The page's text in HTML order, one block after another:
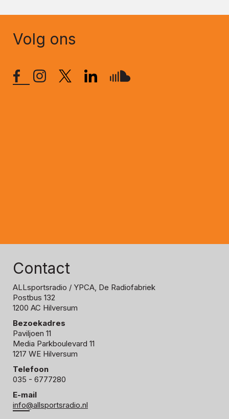
Volg ons
Contact
ALLsportsradio / YPCA, De Radiofabriek
Postbus 132
1200 AC Hilversum
Bezoekadres
Paviljoen 11
Media Parkboulevard 11
1217 WE Hilversum
Telefoon
035 - 6777280
E-mail
info@allsportsradio.nl